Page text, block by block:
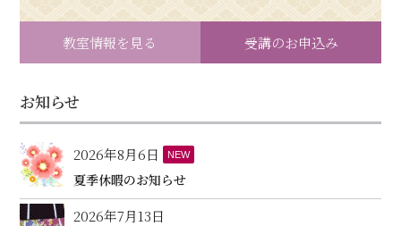
教室情報を見る 受講のお申込み
お知らせ
2026年8月6日 NEW
夏季休暇のお知らせ
2026年7月13日